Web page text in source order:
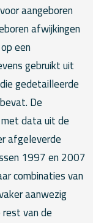
aangeboren
afwijkingen
een
gebruikt uit
gedetailleerde
De
data uit de
afgeleverde
1997 en 2007
combinaties van
aanwezig
van de